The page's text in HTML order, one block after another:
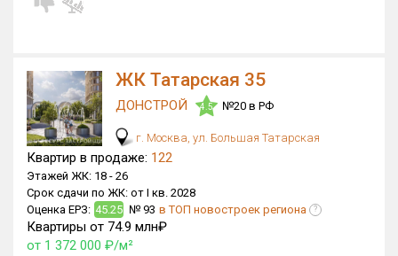
ЖК Татарская 35
ДОНСТРОЙ 4.5 №20 в РФ
г. Москва, ул. Большая Татарская
Квартир в продаже: 122
Этажей ЖК: 18 - 26
Срок сдачи по ЖК: от I кв. 2028
Оценка ЕРЗ: 45.25 № 93 в ТОП новостроек региона ?
Квартиры от 74.9 млн₽
от 1 372 000 ₽/м²